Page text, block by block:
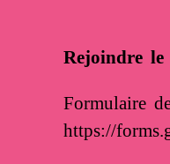
Rejoindre
Formulaire
https://